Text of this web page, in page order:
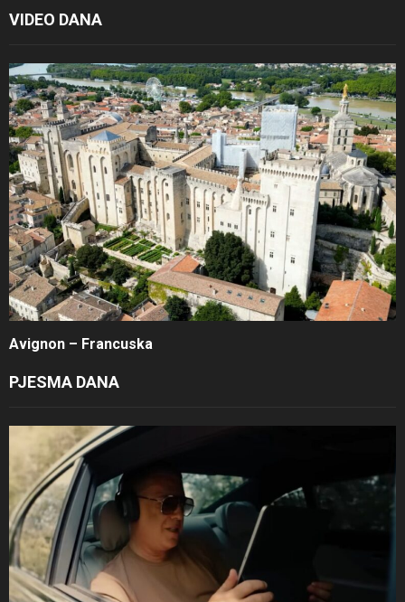
VIDEO DANA
Avignon – Francuska
PJESMA DANA